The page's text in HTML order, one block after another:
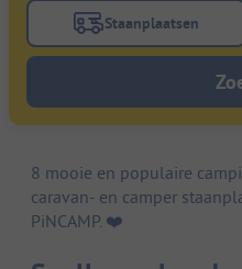
Gebruik de
Staanplaatsen
8 mooie en populaire
caravan- en camper
PiNCAMP. ❤️️